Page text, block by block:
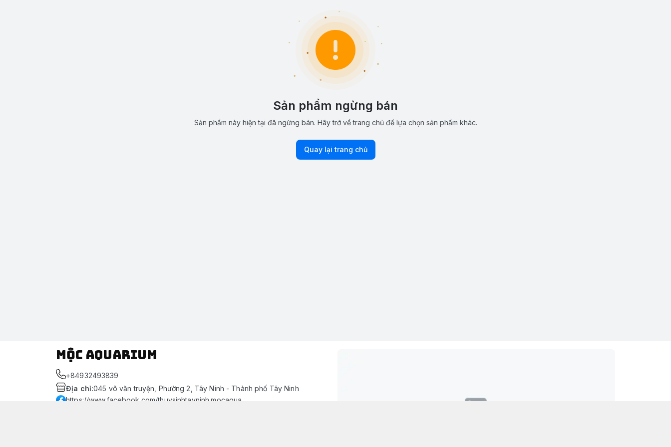
Sản phẩm ngừng bán
Sản phẩm này hiện tại đã ngừng bán. Hãy trở về trang chủ để lựa chọn sản phẩm khác.
Quay lại trang chủ
Mộc Aquarium
+84932493839
Địa chỉ:045 võ văn truyện, Phường 2, Tây Ninh - Thành phố Tây Ninh
https://www.facebook.com/thuysinhtayninh.mocaqua